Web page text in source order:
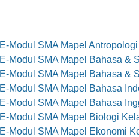
E-Modul SMA Mapel
E-Modul SMA Mapel Bahasa &
E-Modul SMA Mapel Bahasa &
E-Modul SMA Mapel Bahasa
E-Modul SMA Mapel Bahasa
E-Modul SMA Mapel Biologi
E-Modul SMA Mapel Ekonomi